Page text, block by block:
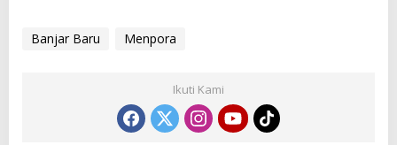
Banjar Baru Menpora
Ikuti Kami